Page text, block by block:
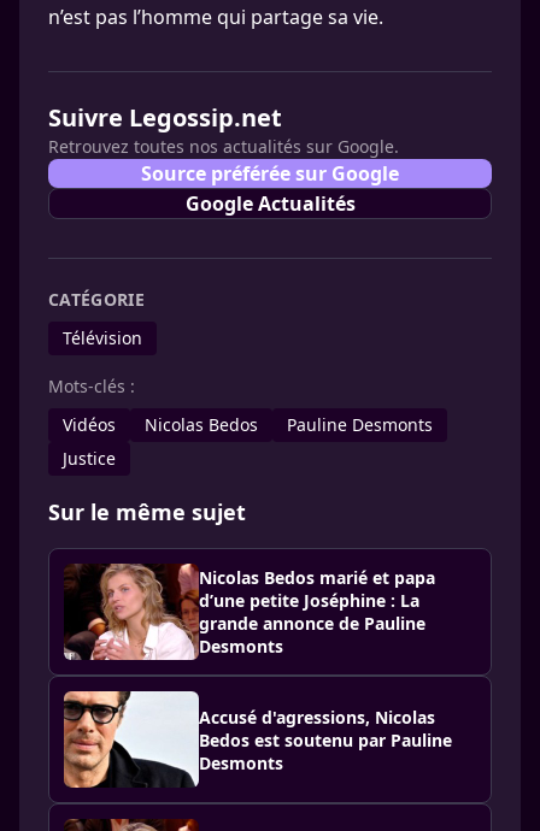
n’est pas l’homme qui partage sa vie.
Suivre Legossip.net
Retrouvez toutes nos actualités sur Google.
Source préférée sur Google
Google Actualités
CATÉGORIE
Télévision
Mots-clés :
Vidéos
Nicolas Bedos
Pauline Desmonts
Justice
Sur le même sujet
Nicolas Bedos marié et papa
d’une petite Joséphine : La
grande annonce de Pauline
Desmonts
Accusé d'agressions, Nicolas
Bedos est soutenu par Pauline
Desmonts